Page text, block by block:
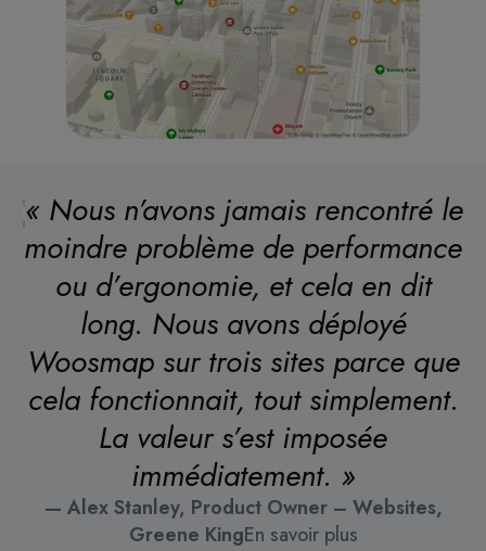
« Nous n’avons jamais rencontré le
moindre problème de performance
ou d’ergonomie, et cela en dit
long. Nous avons déployé
Woosmap sur trois sites parce que
cela fonctionnait, tout simplement.
La valeur s’est imposée
immédiatement. »
— Alex Stanley, Product Owner – Websites,
Greene KingEn savoir plus